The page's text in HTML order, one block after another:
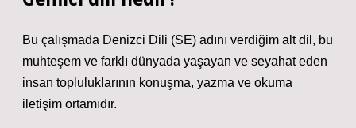
Bu çalışmada Denizci Dili (SE) adını verdiğim alt dil, bu
muhteşem ve farklı dünyada yaşayan ve seyahat eden
insan topluluklarının konuşma, yazma ve okuma
iletişim ortamıdır.